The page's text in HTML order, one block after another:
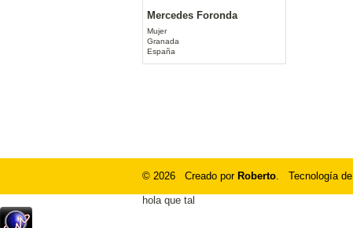
Mercedes Foronda
Mujer
Granada
España
© 2026 Creado por Roberto. Tecnología de
hola que tal